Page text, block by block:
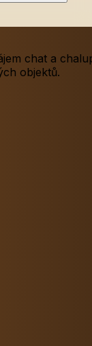
chat a
objektů.